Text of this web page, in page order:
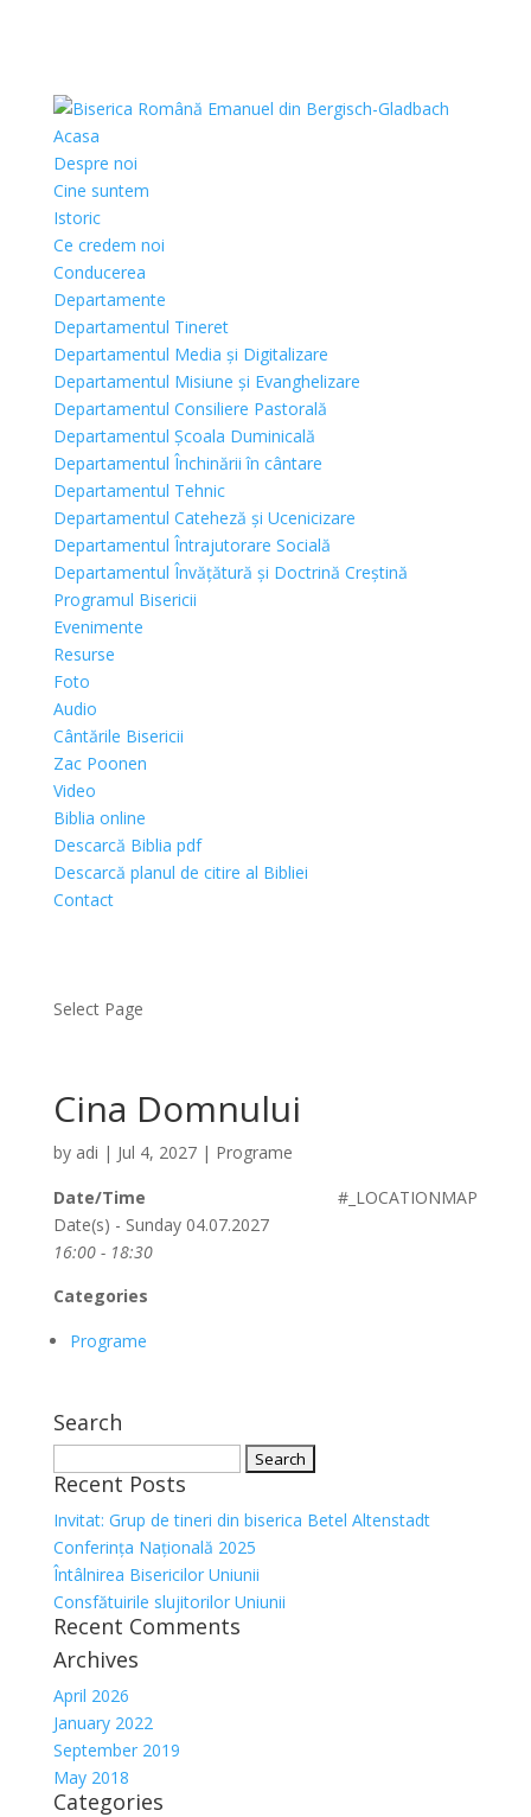
Acasa
Despre noi
Cine suntem
Istoric
Ce credem noi
Conducerea
Departamente
Departamentul Tineret
Departamentul Media și Digitalizare
Departamentul Misiune și Evanghelizare
Departamentul Consiliere Pastorală
Departamentul Școala Duminicală
Departamentul Închinării în cântare
Departamentul Tehnic
Departamentul Cateheză și Ucenicizare
Departamentul Întrajutorare Socială
Departamentul Învățătură și Doctrină Creștină
Programul Bisericii
Evenimente
Resurse
Foto
Audio
Cântările Bisericii
Zac Poonen
Video
Biblia online
Descarcă Biblia pdf
Descarcă planul de citire al Bibliei
Contact
Select Page
Cina Domnului
by adi | Jul 4, 2027| Programe
#_LOCATIONMAP
Date/Time
Date(s) - Sunday 04.07.2027
16:00 - 18:30
Categories
Programe
Search
for:
Recent Posts
Invitat: Grup de tineri din biserica Betel Altenstadt
Conferința Națională 2025
Întâlnirea Bisericilor Uniunii
Consfătuirile slujitorilor Uniunii
Recent Comments
Archives
April 2026
January 2022
September 2019
May 2018
Categories